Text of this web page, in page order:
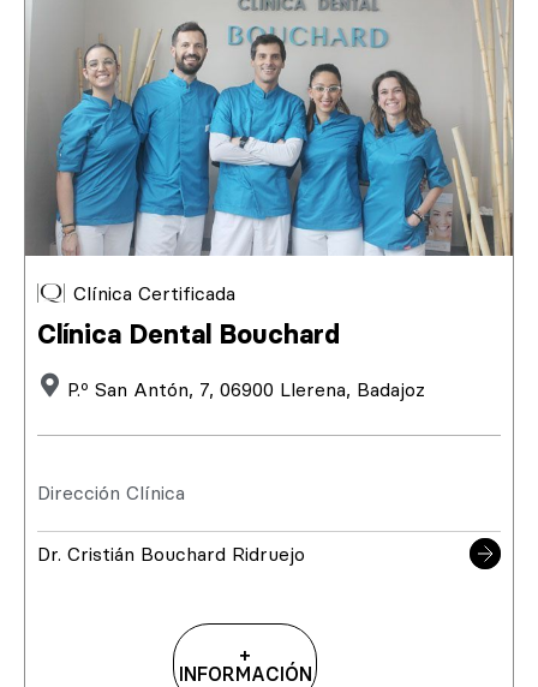
Clínica Certificada
Clínica Dental Bouchard
P.º San Antón, 7, 06900 Llerena, Badajoz
Dirección Clínica
Dr. Cristián Bouchard Ridruejo
+
INFORMACIÓN